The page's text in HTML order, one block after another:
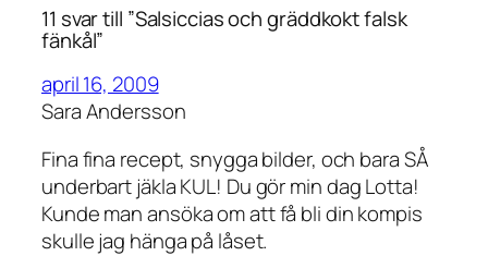
11 svar till ”Salsiccias och gräddkokt falsk
fänkål”
april 16, 2009
Sara Andersson
Fina fina recept, snygga bilder, och bara SÅ
underbart jäkla KUL! Du gör min dag Lotta!
Kunde man ansöka om att få bli din kompis
skulle jag hänga på låset.